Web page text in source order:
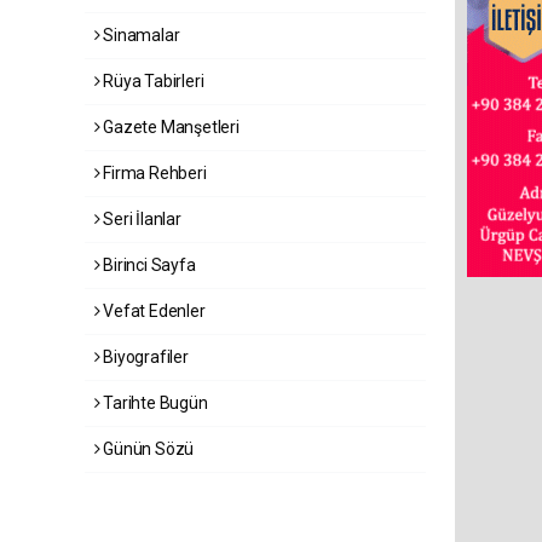
Sinamalar
Rüya Tabirleri
Gazete Manşetleri
Firma Rehberi
Seri İlanlar
Birinci Sayfa
Vefat Edenler
Biyografiler
Tarihte Bugün
Günün Sözü